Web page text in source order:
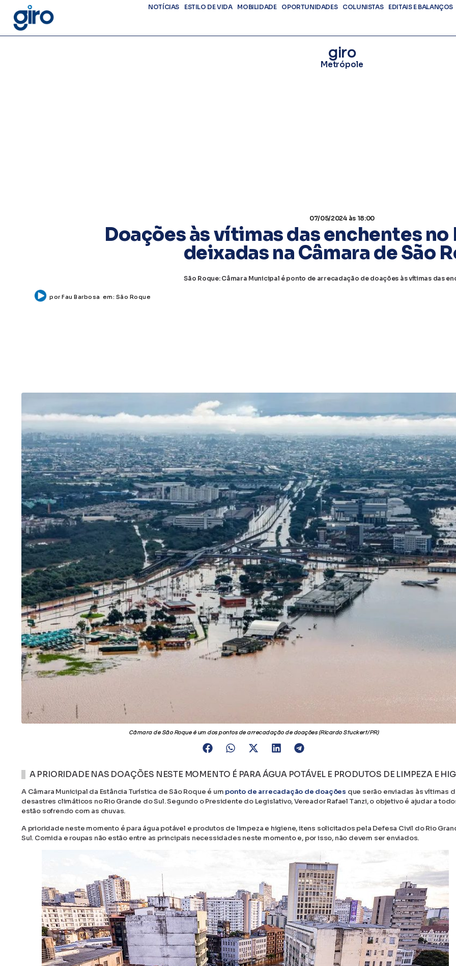
NOTÍCIAS ESTILO DE VIDA MOBILIDADE OPORTUNIDADES COLUNISTAS EDITAIS E BALANÇOS
giro
Metrópole
07/05/2024às 18:00
Doações às vítimas das enchentes no
deixadas na Câmara de São
São Roque: Câmara Municipal é ponto de arrecadação de doações às vítimas das
porFau Barbosa em: São Roque
Câmara de São Roque é um dos pontos de arrecadação de doações (Ricardo Stuckert/PR)
A PRIORIDADE NAS DOAÇÕES NESTE MOMENTO É PARA ÁGUA POTÁVEL E PRODUTOS DE LIMPEZA E
A Câmara Municipal da Estância Turística de São Roque é um ponto de arrecadação de doações que serão enviadas às vítimas
desastres climáticos no Rio Grande do Sul. Segundo o Presidente do Legislativo, Vereador Rafael Tanzi, o objetivo é ajudar a
estão sofrendo com as chuvas.
A prioridade neste momento é para água potável e produtos de limpeza e higiene, itens solicitados pela Defesa Civil do Rio
Sul. Comida e roupas não estão entre as principais necessidades neste momento e, por isso, não devem ser enviados.